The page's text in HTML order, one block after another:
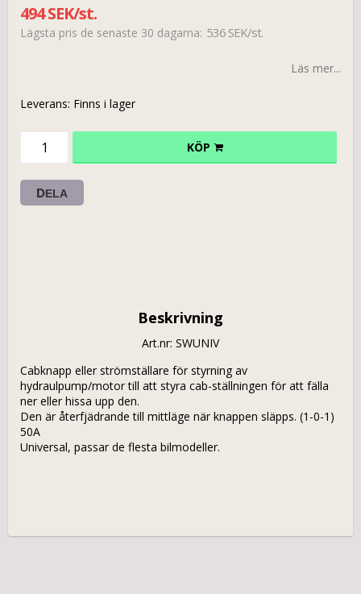
494 SEK/st.
Lägsta pris de senaste 30 dagarna 536 SEK/st.
Läs mer...
Leverans: Finns i lager
KÖP
DELA
Beskrivning
Art.nr: SWUNIV
Cabknapp eller strömställare för styrning av
hydraulpump/motor till att styra cab-ställningen för att fälla
ner eller hissa upp den.
Den är återfjädrande till mittläge när knappen släpps. (1-0-1)
50A